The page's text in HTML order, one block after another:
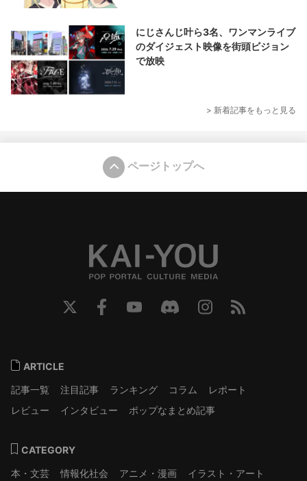
にじさんじ叶ら3名、ワンマンライブ
のダイジェスト映像を街頭ビジョン
で放映
> 新着記事をもっと見る
ページトップへ
ARTICLE
記事一覧
注目記事 ランキング コラム
レポート
レビュー
インタビュー ポップなまとめ記事
CATEGORY
本・文芸
情報化社会 アニメ・漫画
イラスト・アート